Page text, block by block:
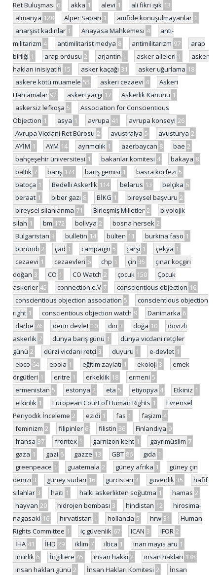
Ret Buluşması 6 akka 1 alevi 1 ali fikri ışık 13
almanya 128 Alper Sapan 1 amfide konuşulmayanlar 1
anarşist kadınlar 1 Anayasa Mahkemesi 4
anti-
militarizm 4 antimilitarist medya 8 antimilitarizm 97
arap
birliği 1 arap ordusu 2 arjantin 1 asker aileleri 1
asker
hakları inisiyatifi 15 asker kaçağı 31 asker uğurlama 18
askere kötü muamele 55 askeri cezaevi 4
Askeri
Harcamalar 92 askeri yargı 17 Askerlik Kanunu 1
askersiz lefkoşa 5
Association for Conscientious
Objection 1 asya 1 avrupa 41 avrupa konseyi 26
Avrupa Vicdani Ret Bürosu 2 avustralya 5 avusturya 2
AYİM 1 AYM 14 ayrımcılık 1 azerbaycan 8 bae 2
bahçeşehir üniversitesi 1 bakanlar komitesi 4 bakaya 8
baltık 7 barış 174 barış gemisi 1 basra körfezi 5
batoça 1 Bedelli Askerlik 114 belarus 13 belçika 6
beraat 1 biber gazı 8 BİKG 1 bireysel başvuru 2
bireysel silahlanma 71 Birleşmiş Milletler 2
biyolojik
silah 1 bm 172 bolivya 2 bosna hersek 2
Bulgaristan 3 bulletin 14 bülten 11 burkina faso 1
burundi 2 çad 1 campaign 5 çarşı 1 çekya 1
cezaevi 1 cezaevleri 6 chp 1 çin 35
çınar koçgiri
doğan 3 CO 1 CO Watch 2 çocuk 150
Çocuk
askerler 45 connection e.V 7 conscientious objection 16
conscientious objection association 5
conscientious objection
right 1 conscientious objection watch 9 Danimarka 6
darbe 76 derin devlet 10 din 3 doğa 10
dövizli
askerlik 7 dünya barış günü 1
dünya vicdani retçiler
günü 2 dürzi vicdani retçi 3 duyuru 1 e-devlet 1
ebco 64 ebola 1 eğitim zayiatı 1 ekoloji 3
emek
örgütleri 1 eritre 1 erkeklik 18 ermeni 5
ermenistan 5 estonya 2 eta 5 etiyopya 4 Etkiniz 1
etkinlik 1 European Court of Human Rights 1
Evrensel
Periyodik İnceleme 2 ezidi 1 fas 1 faşizm 4
feminizm 2 filipinler 6 filistin 36 Finlandiya 9
fransa 37 frontex 1 garnizon kent 1 gayrimüslim 7
gaza 1 gazi 6 gazze 13 GBT 86 gıda 1
greenpeace 1 guatemala 2 güney afrika 1
güney çin
denizi 3 güney sudan 16 gürcistan 2 güvenlik 35
hafif
silahlar 3 haiti 1 halkı askerlikten soğutma 1 hamas 2
hayvan 20 hidrojen bombası 3 hindistan 12
hirosima-
nagasaki 16 hırvatistan 1 hollanda 5 hrw 31
Human
Rights Committee 1 iç güvenlik 67 ICAN 3 IFOR 2
İHA 41 İHD 29 iklim 7 iltica 1 inan mayıs aru 1
incirlik 6 İngiltere 45 insan hakkı 2 insan hakları 138
insan hakları günü 2 İnsan Hakları Komitesi 2
İnsan